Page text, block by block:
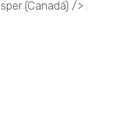
(Canadá) /> .